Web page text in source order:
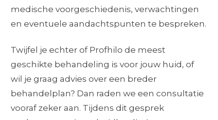
medische voorgeschiedenis, verwachtingen
en eventuele aandachtspunten te bespreken.
Twijfel je echter of Profhilo de meest
geschikte behandeling is voor jouw huid, of
wil je graag advies over een breder
behandelplan? Dan raden we een consultatie
vooraf zeker aan. Tijdens dit gesprek